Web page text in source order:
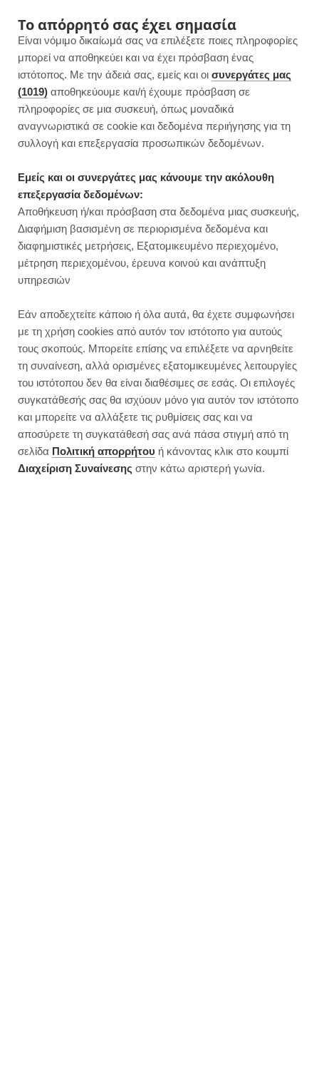
a
c
e
b
o
k
n
s
t
a
a
m
i
n
t
e
s
t
o
u
T
u
TAG
ΣΆΛΤΣΑ ΜΕ ΜΑΝΙΤΆΡΙΑ ΚΑΙ
ΣΠΑΝΆΚΙ
ΚΥΡΙΩΣ ΓΕΥΜΑΤΑ
Σάλτσα με μανιτάρια και σπανάκι
με κριθαράκι | Νηστίσιμο, έτοιμο
σε 15′
Το απόρρητό σας έχει σημασία
Είναι νόμιμο δικαίωμά σας να επιλέξετε ποιες πληροφορίες
μπορεί να αποθηκεύει και να έχει πρόσβαση ένας
ιστότοπος. Με την άδειά σας, εμείς και οι συνεργάτες μας
(1019) αποθηκεύουμε και/ή έχουμε πρόσβαση σε
πληροφορίες σε μια συσκευή, όπως μοναδικά
αναγνωριστικά σε cookie και δεδομένα περιήγησης για τη
συλλογή και επεξεργασία προσωπικών δεδομένων.
Εμείς και οι συνεργάτες μας κάνουμε την ακόλουθη
επεξεργασία δεδομένων:
Αποθήκευση ή/και πρόσβαση στα δεδομένα μιας συσκευής,
Διαφήμιση βασισμένη σε περιορισμένα δεδομένα και
διαφημιστικές μετρήσεις, Εξατομικευμένο περιεχομένο,
μέτρηση περιεχομένου, έρευνα κοινού και ανάπτυξη
υπηρεσιών
Εάν αποδεχτείτε κάποιο ή όλα αυτά, θα έχετε συμφωνήσει
με τη χρήση cookies από αυτόν τον ιστότοπο για αυτούς
τους σκοπούς. Μπορείτε επίσης να επιλέξετε να αρνηθείτε
τη συναίνεση, αλλά ορισμένες εξατομικευμένες λειτουργίες
του ιστότοπου δεν θα είναι διαθέσιμες σε εσάς. Οι επιλογές
συγκατάθεσής σας θα ισχύουν μόνο για αυτόν τον ιστότοπο
και μπορείτε να αλλάξετε τις ρυθμίσεις σας και να
αποσύρετε τη συγκατάθεσή σας ανά πάσα στιγμή από τη
σελίδα Πολιτική απορρήτου ή κάνοντας κλικ στο κουμπί
Διαχείριση Συναίνεσης στην κάτω αριστερή γωνία.